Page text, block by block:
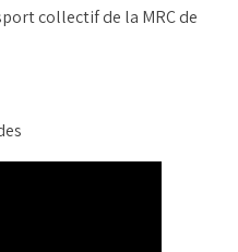
collectif de la MRC de